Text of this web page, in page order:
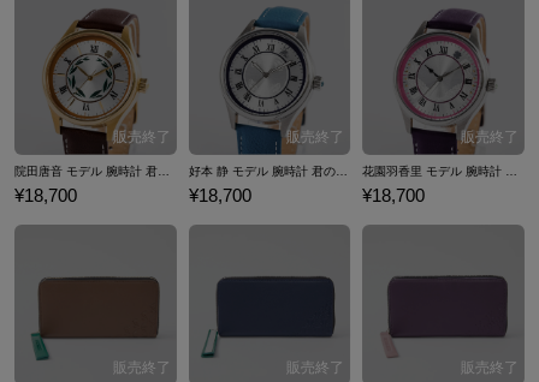
¥18,700
好本 静 モデル 腕時計 君のことが大大大大大好きな100人の彼女
¥18,700 ¥18,700